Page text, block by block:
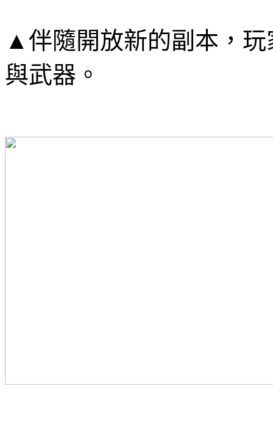
▲ 伴隨開放新的副本，
與武器 。